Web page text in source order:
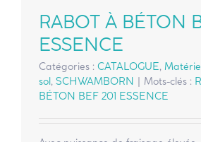
RABOT À BÉTON
ESSENCE
Catégories : CATALOGUE,
sol , SCHWAMBORN Mots-clés :
BÉTON BEF 201 ESSENCE